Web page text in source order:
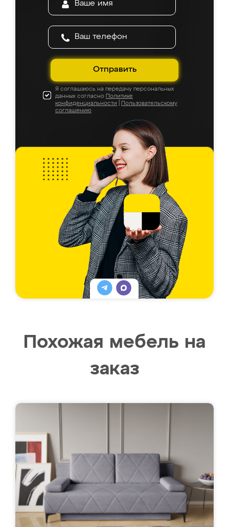
Отправить
Я соглашаюсь на передачу персональных
данных согласно Политике
конфиденциальности
Пользовательскому
соглашению
Похожая мебель на
заказ